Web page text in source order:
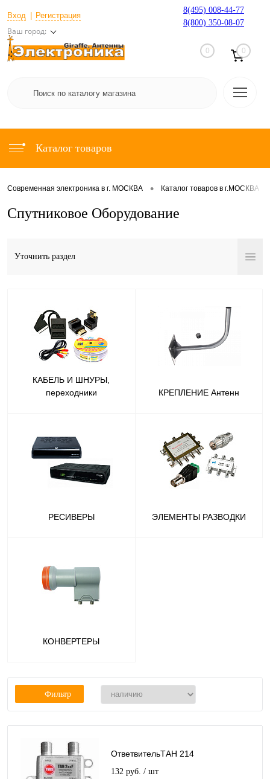
Вход Регистрация
Ваш город:
8(495) 008-44-77
8(800) 350-08-07
0 0
Каталог товаров
Современная электроника в г. МОСКВА • Каталог товаров в г.МОСКВА
Спутниковое Оборудование
Уточнить раздел
КАБЕЛЬ И ШНУРЫ,
переходники
КРЕПЛЕНИЕ Антенн
РЕСИВЕРЫ ЭЛЕМЕНТЫ РАЗВОДКИ
КОНВЕРТЕРЫ
Фильтр
ОтветвительТАН 214
132 руб. / шт